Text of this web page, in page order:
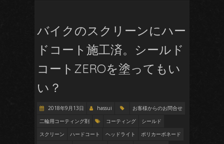
バイクのスクリーンにハー
ドコート施工済。シールド
コートZEROを塗ってもい
い？
2018年9月13日 hassui
お客様からのお問合せ
二輪用コーティング剤
コーティング
シールド
スクリーン
ハードコート ヘッドライト
ポリカーボネード